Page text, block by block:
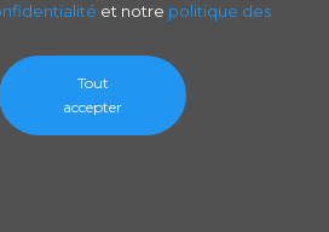
et notre politique des
Tout
accepter